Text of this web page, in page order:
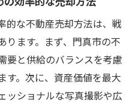
的な不動産売却方法は、戦
ります。まず、門真市の不
要と供給のバランスを考慮
す。次に、資産価値を最大
ッショナルな写真撮影や広